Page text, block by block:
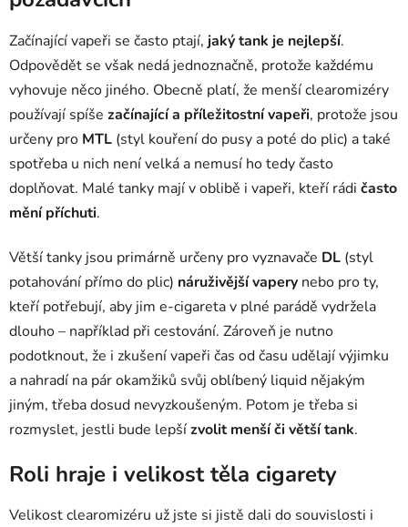
Začínající vapeři se často ptají, jaký tank je nejlepší.
Odpovědět se však nedá jednoznačně, protože každému
vyhovuje něco jiného. Obecně platí, že menší clearomizéry
používají spíše začínající a příležitostní vapeři, protože jsou
určeny pro MTL (styl kouření do pusy a poté do plic) a také
spotřeba u nich není velká a nemusí ho tedy často
doplňovat. Malé tanky mají v oblibě i vapeři, kteří rádi často
mění příchuti.
Větší tanky jsou primárně určeny pro vyznavače DL (styl
potahování přímo do plic) náruživější vapery nebo pro ty,
kteří potřebují, aby jim e-cigareta v plné parádě vydržela
dlouho – například při cestování. Zároveň je nutno
podotknout, že i zkušení vapeři čas od času udělají výjimku
a nahradí na pár okamžiků svůj oblíbený liquid nějakým
jiným, třeba dosud nevyzkoušeným. Potom je třeba si
rozmyslet, jestli bude lepšízvolit menší či větší tank.
Roli hraje i velikost těla cigarety
Velikost clearomizéru už jste si jistě dali do souvislosti i